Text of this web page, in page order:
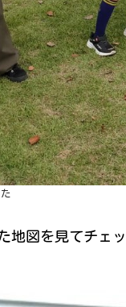
地図を見てチェ